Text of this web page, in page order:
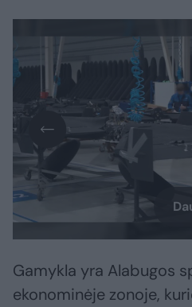
Gamykla yra Alabugos
ekonominėje zonoje,